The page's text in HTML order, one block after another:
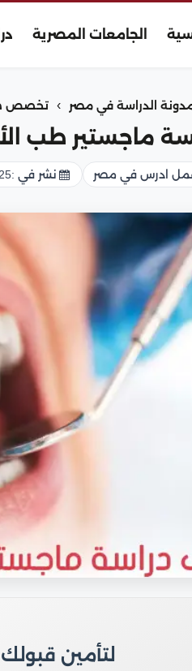
الجامعات المصرية
الدراسة في مصر › تخصص
ماجستير طب
ادرس في مصر نشر في :25 يونيو 2026
لتأمين